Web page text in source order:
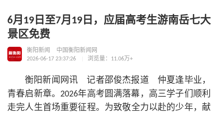
6月19日至7月19日，应届高考生游南岳七大
景区免费
衡阳新闻
中国衡阳新闻网
2026-06-17 23:37:26
浏览量：11.06万+
衡阳新闻网讯 记者邵俊杰报道 仲夏逢毕业，
青春启新章。2026年高考圆满落幕，高三学子们顺利
走完人生首场重要征程。为致敬全力以赴的少年，献